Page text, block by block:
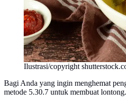
Ilustrasi/copyright
Bagi Anda yang ingin menghemat
metode 5.30.7 untuk membuat